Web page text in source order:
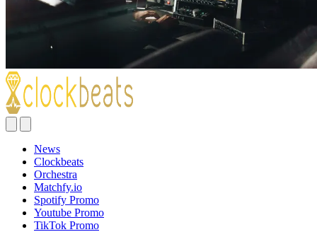
News
Clockbeats
Orchestra
Matchfy.io
Spotify Promo
Youtube Promo
TikTok Promo